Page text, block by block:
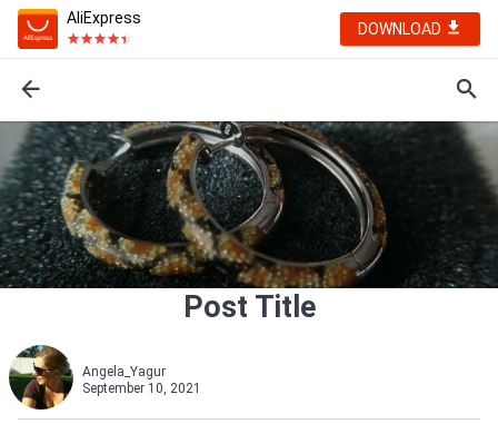
AliExpress
DOWNLOAD
Post Title
Angela_Yagur
September 10, 2021